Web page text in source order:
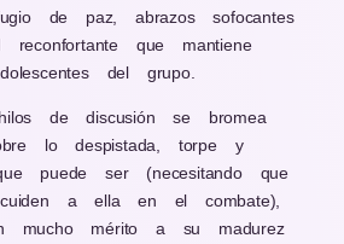
de paz, abrazos sofocantes
que mantiene
del grupo.
de discusión se bromea
lo despistada, torpe y
puede ser (necesitando que
a ella en el combate),
mucho mérito a su madurez